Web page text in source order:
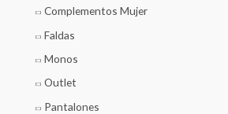
Complementos Mujer
Faldas
Monos
Outlet
Pantalones